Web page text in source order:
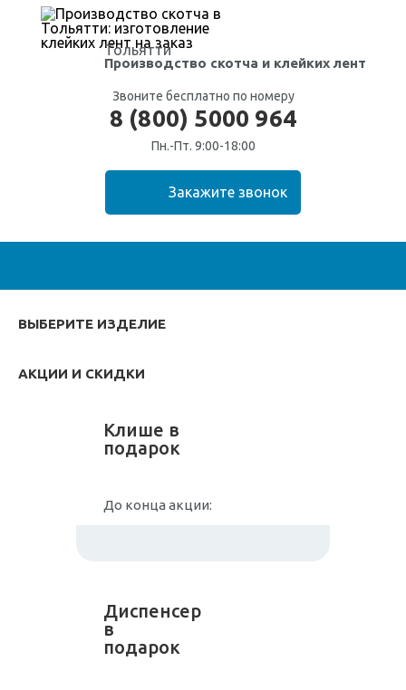
Тольятти
Производство скотча и клейких лент
Звоните бесплатно по номеру
8 (800) 5000 964
Пн.-Пт. 9:00-18:00
ВЫБЕРИТЕ ИЗДЕЛИЕ
АКЦИИ И СКИДКИ
Клише в
подарок
До конца акции:
Диспенсер
в
подарок